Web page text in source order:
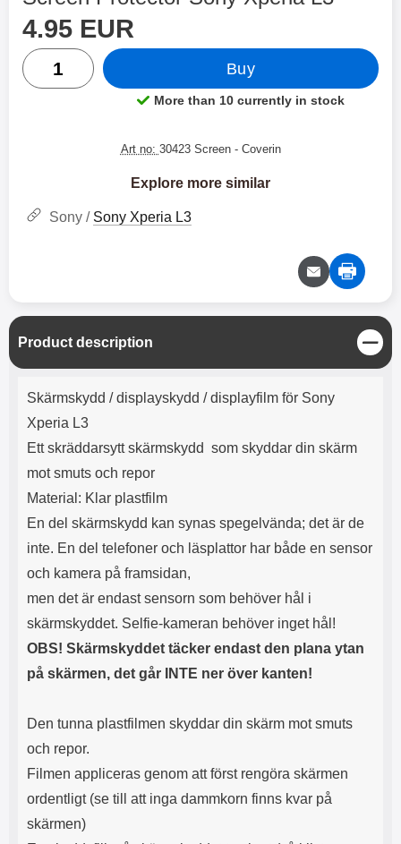
price
4.95 EUR
quantity
Buy
Product availability:
More than 10 currently in stock
Art no: 30423 Screen - Coverin
Explore more similar
Sony / Sony Xperia L3
Product description
C
l
o
Product description
Skärmskydd / displayskydd / displayfilm för Sony
Xperia L3
Ett skräddarsytt skärmskydd som skyddar din skärm
mot smuts och repor
Material: Klar plastfilm
En del skärmskydd kan synas spegelvända; det är de
inte. En del telefoner och läsplattor har både en sensor
och kamera på framsidan,
men det är endast sensorn som behöver hål i
skärmskyddet. Selfie-kameran behöver inget hål!
OBS! Skärmskyddet täcker endast den plana ytan
på skärmen, det går INTE ner över kanten!
Den tunna plastfilmen skyddar din skärm mot smuts
och repor.
Filmen appliceras genom att först rengöra skärmen
ordentligt (se till att inga dammkorn finns kvar på
skärmen)